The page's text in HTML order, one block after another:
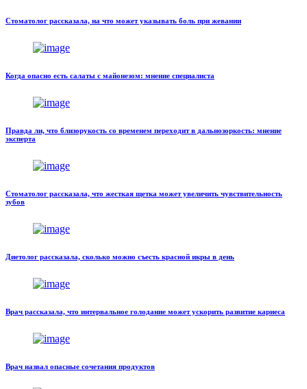
Стоматолог рассказала, на что может указывать боль при жевании
Когда опасно есть салаты с майонезом: мнение специалиста
Правда ли, что близорукость со временем переходит в дальнозоркость: мнение
эксперта
Стоматолог рассказала, что жесткая щетка может увеличить чувствительность
зубов
Диетолог рассказала, сколько можно съесть красной икры в день
Врач рассказала, что интервальное голодание может ускорить развитие кариеса
Врач назвал опасные сочетания продуктов